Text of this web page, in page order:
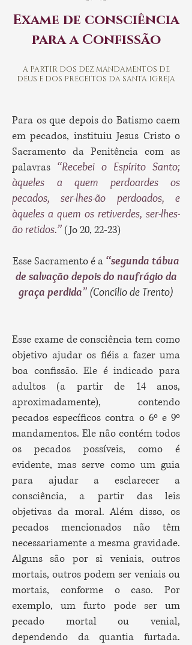
Exame de consciência
para a Confissão
A PARTIR DOS DEZ MANDAMENTOS DE
DEUS E DOS PRECEITOS DA SANTA IGREJA
Para os que depois do Batismo caem
em pecados, instituiu Jesus Cristo o
Sacramento da Penitência com as
palavras “Recebei o Espírito Santo;
àqueles a quem perdoardes os
pecados, ser-lhes-ão perdoados, e
àqueles a quem os retiverdes, ser-lhes-
ão retidos.” (Jo 20, 22-23)
Esse Sacramento é a “segunda tábua
de salvação depois do naufrágio da
graça perdida” (Concílio de Trento)
Esse exame de consciência tem como
objetivo ajudar os fiéis a fazer uma
boa confissão. Ele é indicado para
adultos (a partir de 14 anos,
aproximadamente), contendo
pecados específicos contra o 6º e 9º
mandamentos. Ele não contém todos
os pecados possíveis, como é
evidente, mas serve como um guia
para ajudar a esclarecer a
consciência, a partir das leis
objetivas da moral. Além disso, os
pecados mencionados não têm
necessariamente a mesma gravidade.
Alguns são por si veniais, outros
mortais, outros podem ser veniais ou
mortais, conforme o caso. Por
exemplo, um furto pode ser um
pecado mortal ou venial,
dependendo da quantia furtada.